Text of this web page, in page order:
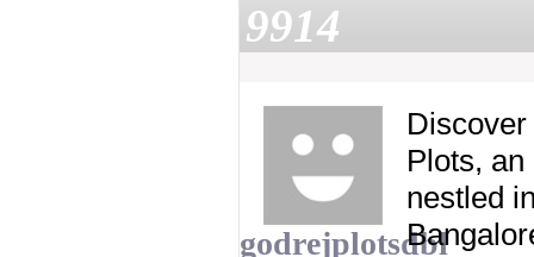
9914
godrejplotsdbl
Plots,
nestled